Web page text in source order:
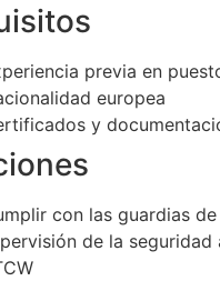
previa en
europea
y
con las guardias
de la seguridad